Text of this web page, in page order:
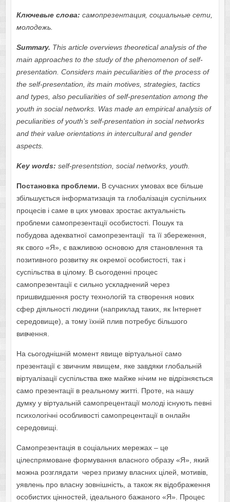
Ключевые слова: самопрезентация, социальные сети,
молодежь.
Summary. This article overviews theoretical analysis of the
main approaches to the study of the phenomenon of self-
presentation. Considers main peculiarities of the process of
the self-presentation, its main motives, strategies, tactics
and types, also peculiarities of self-presentation among the
youth in social networks. Was made an empirical analysis of
peculiarities of youth’s self-presentation in social networks
and their value orientations in intercultural and gender
aspects.
Key words: self-presentstion, social networks, youth.
Постановка проблеми. В сучасних умовах все більше
збільшується інформатизація та глобалізація суспільних
процесів і саме в цих умовах зростає актуальність
проблеми самопрезентації особистості. Пошук та
побудова адекватної самопрезентації та її збереження,
як свого «Я», є важливою основою для становлення та
позитивного розвитку як окремої особистості, так і
суспільства в цілому. В сьогоденні процес
самопрезентації є сильно ускладнений через
пришвидшення росту технологій та створення нових
сфер діяльності людини (наприклад таких, як Інтернет
середовище), а тому їхній плив потребує більшого
вивчення.
На сьогоднішній момент явище віртуальної само
презентації є звичним явищем, яке завдяки глобальній
віртуалізації суспільства вже майже нічим не відрізняється
само презентації в реальному житті. Проте, на нашу
думку у віртуальній самопрецентації молоді існують певні
психологічні особливості самопрецентації в онлайн
середовищі.
Самопрезентація в соціальних мережах – це
цілеспрямоване формування власного образу «Я», який
можна розглядати через призму власних цілей, мотивів,
уявлень про власну зовнішність, а також як відображення
особистих цінностей, ідеального бажаного «Я». Процес